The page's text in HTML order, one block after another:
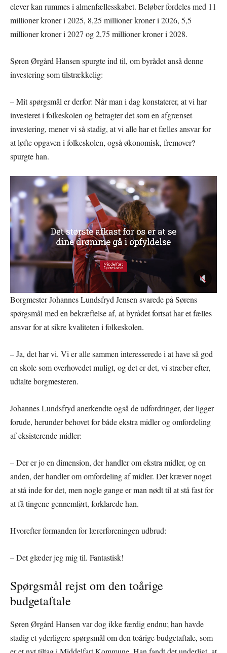
elever kan rummes i almenfællesskabet. Beløber fordeles med 11
millioner kroner i 2025, 8,25 millioner kroner i 2026, 5,5
millioner kroner i 2027 og 2,75 millioner kroner i 2028​.
Søren Ørgård Hansen spurgte ind til, om byrådet anså denne
investering som tilstrækkelig:
– Mit spørgsmål er derfor: Når man i dag konstaterer, at vi har
investeret i folkeskolen og betragter det som en afgrænset
investering, mener vi så stadig, at vi alle har et fælles ansvar for
at løfte opgaven i folkeskolen, også økonomisk, fremover?
spurgte han.
Borgmester Johannes Lundsfryd Jensen svarede på Sørens
spørgsmål med en bekræftelse af, at byrådet fortsat har et fælles
ansvar for at sikre kvaliteten i folkeskolen.
– Ja, det har vi. Vi er alle sammen interesserede i at have så god
en skole som overhovedet muligt, og det er det, vi stræber efter,
udtalte borgmesteren.
Johannes Lundsfryd anerkendte også de udfordringer, der ligger
forude, herunder behovet for både ekstra midler og omfordeling
af eksisterende midler:
– Der er jo en dimension, der handler om ekstra midler, og en
anden, der handler om omfordeling af midler. Det kræver noget
at stå inde for det, men nogle gange er man nødt til at stå fast for
at få tingene gennemført, forklarede han.
Hvorefter formanden for lærerforeningen udbrud:
– Det glæder jeg mig til. Fantastisk!
Spørgsmål rejst om den toårige
budgetaftale
Søren Ørgård Hansen var dog ikke færdig endnu; han havde
stadig et yderligere spørgsmål om den toårige budgetaftale, som